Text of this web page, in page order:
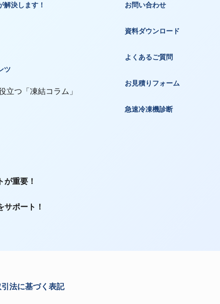
解決します！
ツ
立つ「凍結コラム」
が重要！
サポート！
お問い合わせ
資料ダウンロード
よくあるご質問
お見積りフォーム
急速冷凍機診断
法に基づく表記